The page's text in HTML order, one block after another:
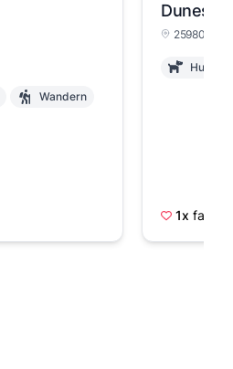
Wandern
Dunes
25980 Sylt,
Hunde
1x